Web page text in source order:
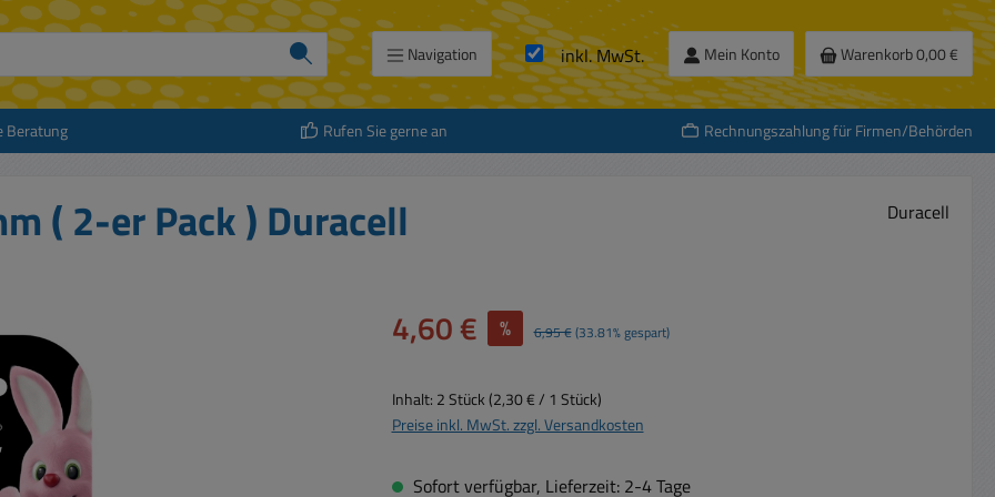
Navigation inkl. MwSt. Mein Konto Warenkorb0,00 €
Beratung Rufen Sie gerne an Rechnungszahlung für Firmen/Behörden
( 2-er Pack ) Duracell Duracell
Verkaufspreis:
4,60 € % Regulärer Preis:
6,95 €(33.81% gespart)
Inhalt: 2 Stück(2,30 € / 1 Stück)
Preise inkl. MwSt. zzgl. Versandkosten
Sofort verfügbar, Lieferzeit: 2-4 Tage